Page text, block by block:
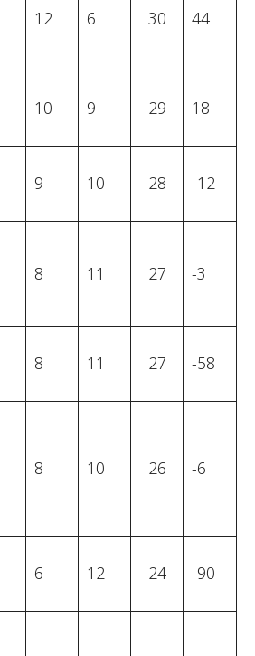
12 6 30 44
10 9 29 18
9 10 28 -12
8 11 27 -3
8 11 27 -58
8 10 26 -6
6 12 24 -90